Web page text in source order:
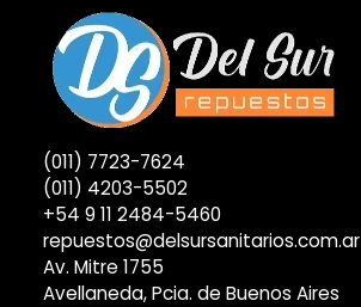
(011) 7723-7624
(011) 4203-5502
+54 9 11 2484-5460
repuestos@delsursanitarios.com.ar
Av. Mitre 1755
Avellaneda, Pcia. de Buenos Aires